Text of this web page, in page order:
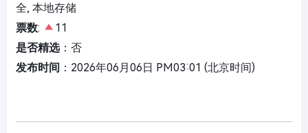
全, 本地存储
票数:
11
是否精选：否
发布时间 ：2026年06月06日 PM03:01 (北京时间)